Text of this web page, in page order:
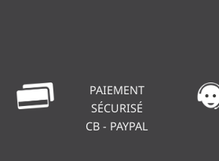
PAIEMENT
SÉCURISÉ
CB - PAYPAL